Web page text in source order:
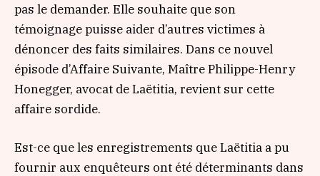
pas le demander. Elle souhaite que son
témoignage puisse aider d’autres victimes à
dénoncer des faits similaires. Dans ce nouvel
épisode d’Affaire Suivante, Maître Philippe-Henry
Honegger, avocat de Laëtitia, revient sur cette
affaire sordide.
Est-ce que les enregistrements que Laëtitia a pu
fournir aux enquêteurs ont été déterminants dans